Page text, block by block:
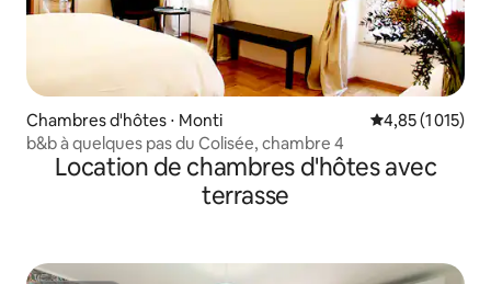
Chambres d'hôtes ⋅ Monti Évaluation
4,85 (1 015)
b&b à quelques pas du Colisée, chambre 4
Location de chambres d'hôtes avec
terrasse